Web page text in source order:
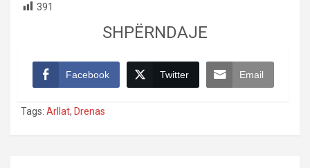
391
SHPËRNDAJE
Facebook Twitter Email
Tags: Arllat, Drenas